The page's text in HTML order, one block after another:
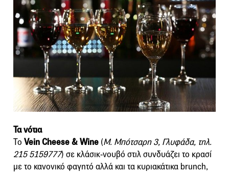
Τα νότια
Το Vein Cheese & Wine (M. Μπότσαρη 3, Γλυφάδα, τηλ.
215 5159777) σε κλάσικ-νουβό στιλ συνδυάζει το κρασί
με το κανονικό φαγητό αλλά και τα κυριακάτικα brunch,